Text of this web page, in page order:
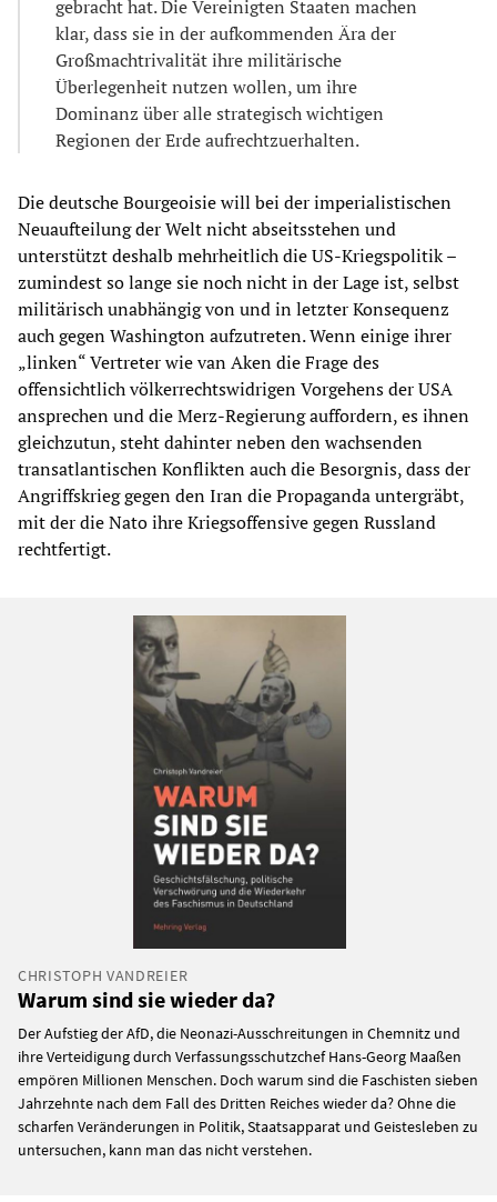
gebracht hat. Die Vereinigten Staaten machen
klar, dass sie in der aufkommenden Ära der
Großmachtrivalität ihre militärische
Überlegenheit nutzen wollen, um ihre
Dominanz über alle strategisch wichtigen
Regionen der Erde aufrechtzuerhalten.
Die deutsche Bourgeoisie will bei der imperialistischen
Neuaufteilung der Welt nicht abseitsstehen und
unterstützt deshalb mehrheitlich die US-Kriegspolitik –
zumindest so lange sie noch nicht in der Lage ist, selbst
militärisch unabhängig von und in letzter Konsequenz
auch gegen Washington aufzutreten. Wenn einige ihrer
„linken“ Vertreter wie van Aken die Frage des
offensichtlich völkerrechtswidrigen Vorgehens der USA
ansprechen und die Merz-Regierung auffordern, es ihnen
gleichzutun, steht dahinter neben den wachsenden
transatlantischen Konflikten auch die Besorgnis, dass der
Angriffskrieg gegen den Iran die Propaganda untergräbt,
mit der die Nato ihre Kriegsoffensive gegen Russland
rechtfertigt.
CHRISTOPH VANDREIER
Warum sind sie wieder da?
Der Aufstieg der AfD, die Neonazi-Ausschreitungen in Chemnitz und
ihre Verteidigung durch Verfassungsschutzchef Hans-Georg Maaßen
empören Millionen Menschen. Doch warum sind die Faschisten sieben
Jahrzehnte nach dem Fall des Dritten Reiches wieder da? Ohne die
scharfen Veränderungen in Politik, Staatsapparat und Geistesleben zu
untersuchen, kann man das nicht verstehen.